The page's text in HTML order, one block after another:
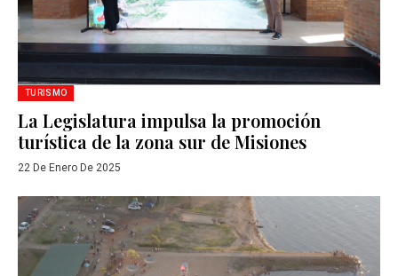
TURISMO
La Legislatura impulsa la promoción
turística de la zona sur de Misiones
22 De Enero De 2025